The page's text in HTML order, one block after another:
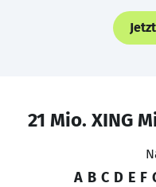
21 Mio. XING
A B C D E F